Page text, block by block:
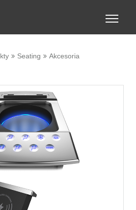
Toggle
Seating
Akcesoria